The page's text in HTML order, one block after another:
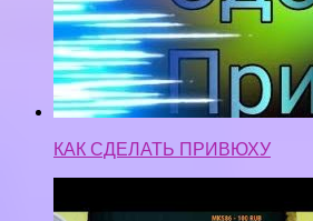
мои геморойные клиенты,